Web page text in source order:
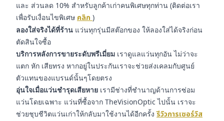
และ ส่วนลด 10% สำหรับลูกค้าเก่าคนพิเศษทุกท่าน (ติดต่อเรา
เพื่อรับเงื่อนไขพิเศษ คลิก )
ลองใส่จริงได้ที่ร้าน แว่นทุกรุ่นมีสต๊อกของ ให้ลองใส่ได้จริงก่อน
ตัดสินใจซื้อ
บริการหลังการขายระดับพรีเมี่ยม เราดูแลแว่นทุกอัน ไม่ว่าจะ
แตก หัก เสียทรง หากอยู่ในประกันเราจะช่วยส่งเคลมกับศูนย์
ตัวแทนของแบรนด์นั้นๆโดยตรง
อุ่นใจเมื่อแว่นชำรุดเสียหาย เรามีช่างที่ชำนาญด้านการซ่อม
แว่นโดยเฉพาะ แว่นที่ซื้อจาก TheVisionOptic ไปนั้น เราจะ
ช่วยชุบชีวิตแว่นเก่าให้กลับมาใช้งานได้อีกครั้งรีวิวการเซอร์วิส